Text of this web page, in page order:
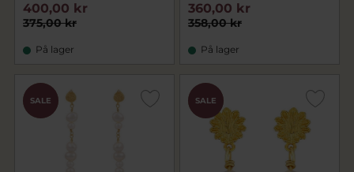
375,00 kr
400,00 kr
På lager
358,00 kr
360,00 kr
På lager
PRIS
SALE
PRIS
SALE